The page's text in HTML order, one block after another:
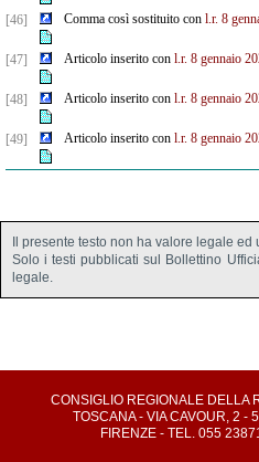
[46] Comma così sostituito con l.r. 8
[47] Articolo inserito con l.r. 8 gennaio
[48] Articolo inserito con l.r. 8 gennaio
[49] Articolo inserito con l.r. 8 gennaio
Il presente testo non ha valore legale ed
Solo i testi pubblicati sul Bollettino
legale.
CONSIGLIO REGIONALE DELLA
TOSCANA - VIA CAVOUR, 2 -
FIRENZE - TEL. 055